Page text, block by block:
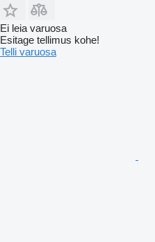
Ei leia varuosa
Esitage tellimus kohe!
Telli varuosa